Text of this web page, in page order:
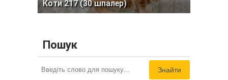
Коти 217 (30 шпалер)
Пошук
Знайти